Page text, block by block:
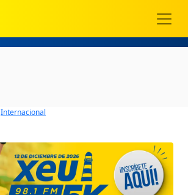
Internacional